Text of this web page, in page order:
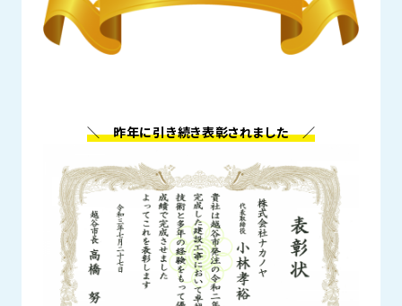
＼ 昨年に引き続き表彰されました ／